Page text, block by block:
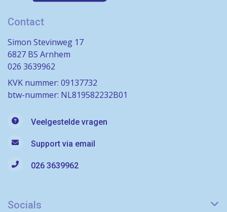
Contact
Simon Stevinweg 17
6827 BS Arnhem
026 3639962
KVK nummer: 09137732
btw-nummer: NL819582232B01
Veelgestelde vragen
Support via email
026 3639962
Socials